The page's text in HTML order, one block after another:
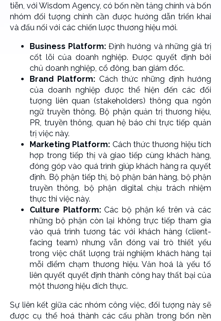
tiễn, với Wisdom Agency, có bốn nền tảng chính và bốn
nhóm đối tượng chính cần được hướng dẫn triển khai
và đấu nối với các chiến lược thương hiệu mới.
Business Platform:Định hướng và những giá trị
cốt lõi của doanh nghiệp. Được quyết định bởi
chủ doanh nghiệp, cổ đông, ban giám đốc.
Brand Platform: Cách thức những định hướng
của doanh nghiệp được thể hiện đến các đối
tượng liên quan (stakeholders) thông qua ngôn
ngữ truyền thông. Bộ phận quản trị thương hiệu,
PR, truyền thông, quan hệ báo chí trực tiếp quản
trị việc này.
Marketing Platform: Cách thức thương hiệu tích
hợp trong tiếp thị và giao tiếp cùng khách hàng,
đóng góp vào quá trình giúp khách hàng ra quyết
định. Bộ phận tiếp thị, bộ phận bán hàng, bộ phận
truyền thông, bộ phận digital chịu trách nhiệm
thực thi việc này.
Culture Platform:Các bộ phận kể trên và các
những bộ phận còn lại không trực tiếp tham gia
vào quá trình tương tác với khách hàng (client-
facing team) nhưng vẫn đóng vai trò thiết yếu
trong việc chất lượng trải nghiệm khách hàng tại
mỗi điểm chạm thương hiệu. Văn hoá là yếu tố
liên quyết quyết định thành công hay thất bại của
một thương hiệu đích thực.
Sự liên kết giữa các nhóm công việc, đối tượng này sẽ
được cụ thể hoá thành các cấu phần trong bốn nền